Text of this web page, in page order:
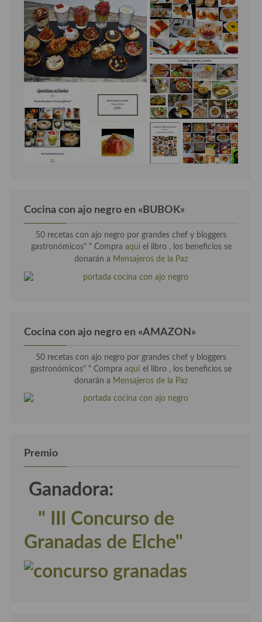
Cocina con ajo negro en «BUBOK»
50 recetas con ajo negro por grandes chef y bloggers
gastronómicos" " Compra aqui el libro , los beneficios se
donarán a Mensajeros de la Paz
Cocina con ajo negro en «AMAZON»
50 recetas con ajo negro por grandes chef y bloggers
gastronómicos" " Compra aquí el libro , los beneficios se
donarán a Mensajeros de la Paz
Premio
Ganadora:
" III Concurso de
Granadas de Elche"